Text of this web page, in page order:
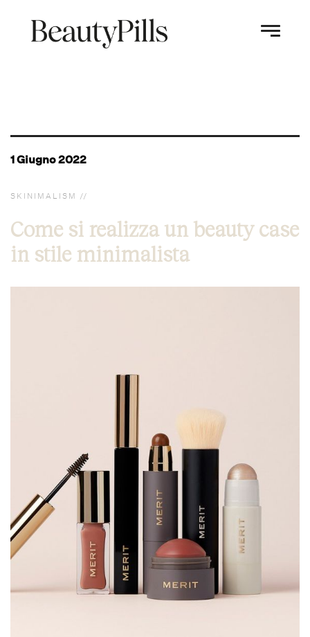
1 Giugno 2022
SKINIMALISM
Come si realizza un beauty case
in stile minimalista